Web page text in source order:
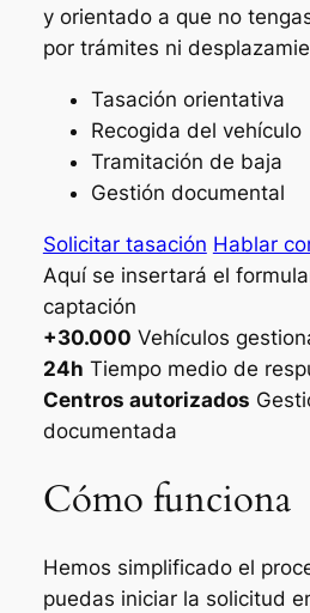
y orientado a que no
por trámites ni
Tasación orientativa
Recogida del vehículo
Tramitación de baja
Gestión documental
Solicitar tasación Hablar
Aquí se insertará el
captación
+30.000 Vehículos
24h Tiempo medio de
Centros autorizados
documentada
Cómo funciona
Hemos simplificado el
puedas iniciar la solicitud